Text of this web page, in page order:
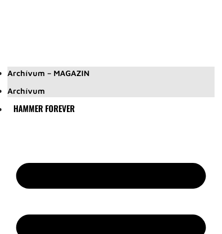
Archívum – MAGAZIN
Archívum
HAMMER FOREVER